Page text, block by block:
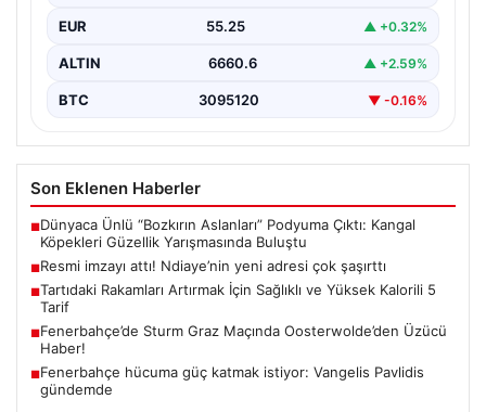
EUR 55.25 ▲ +0.32%
ALTIN 6660.6 ▲ +2.59%
BTC 3095120 ▼ -0.16%
Son Eklenen Haberler
■Dünyaca Ünlü “Bozkırın Aslanları” Podyuma Çıktı: Kangal
Köpekleri Güzellik Yarışmasında Buluştu
■Resmi imzayı attı! Ndiaye’nin yeni adresi çok şaşırttı
■Tartıdaki Rakamları Artırmak İçin Sağlıklı ve Yüksek Kalorili 5
Tarif
■Fenerbahçe’de Sturm Graz Maçında Oosterwolde’den Üzücü
Haber!
■Fenerbahçe hücuma güç katmak istiyor: Vangelis Pavlidis
gündemde